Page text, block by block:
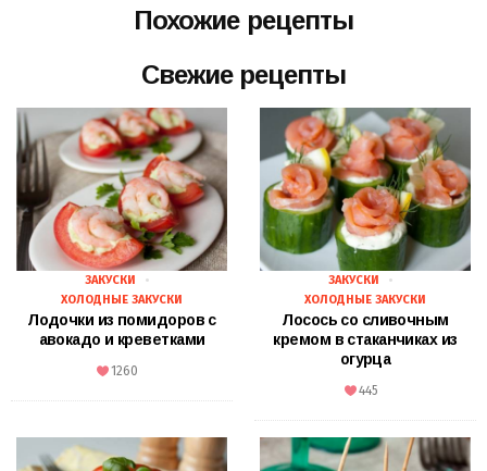
Похожие рецепты
Свежие рецепты
ЗАКУСКИ
ХОЛОДНЫЕ ЗАКУСКИ
Лодочки из помидоров с
авокадо и креветками
1260
ЗАКУСКИ
ХОЛОДНЫЕ ЗАКУСКИ
Лосось со сливочным
кремом в стаканчиках из
огурца
445